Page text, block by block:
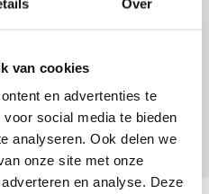
Over
van cookies
en advertenties te
social media te bieden
analyseren. Ook delen we
onze site met onze
en analyse. Deze
ontvang je op
binnen enkele uren